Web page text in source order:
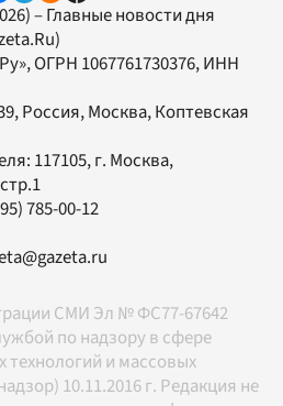
– Главные новости дня
, ОГРН 1067761730376, ИНН
Россия, Москва, Коптевская
117105, г. Москва,
785-00-12
СМИ Эл № ФС77-67642
по надзору в сфере
и массовых
10.11.2016 г. Редакция не